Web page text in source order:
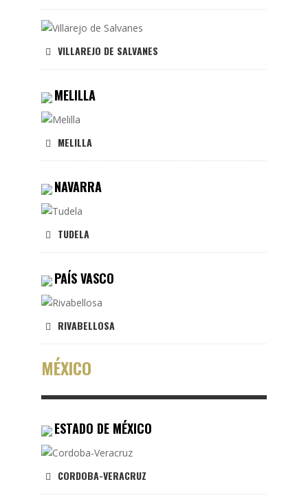
VILLAREJO DE SALVANES
MELILLA
MELILLA
NAVARRA
TUDELA
PAÍS VASCO
RIVABELLOSA
MÉXICO
ESTADO DE MÉXICO
CORDOBA-VERACRUZ